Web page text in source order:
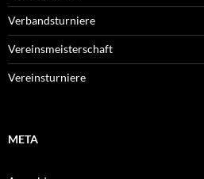
Verbandsturniere
Vereinsmeisterschaft
Vereinsturniere
META